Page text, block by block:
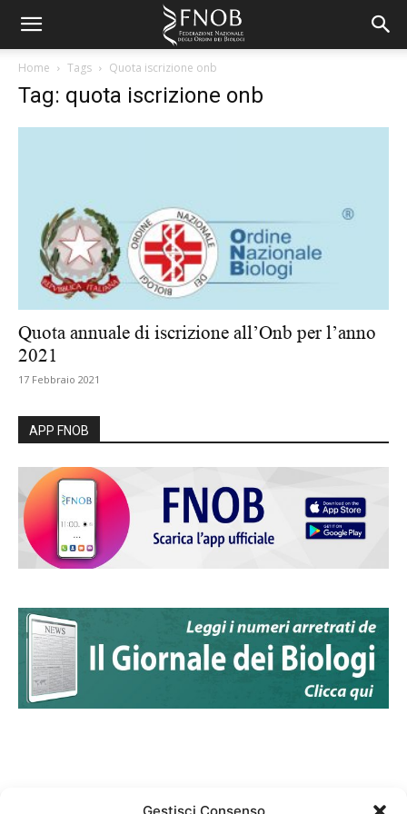
Home Tags Quota iscrizione onb
Tag: quota iscrizione onb
Quota annuale di iscrizione all’Onb per l’anno
2021
17 Febbraio 2021
APP FNOB